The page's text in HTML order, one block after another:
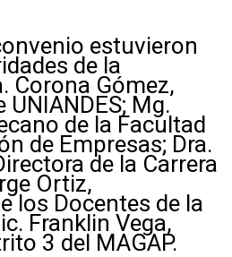
estuvieron
de la
Corona Gómez,
UNIANDES; Mg.
de la Facultad
de Empresas; Dra.
de la Carrera
Ortiz,
los Docentes de la
Franklin Vega,
3 del MAGAP.